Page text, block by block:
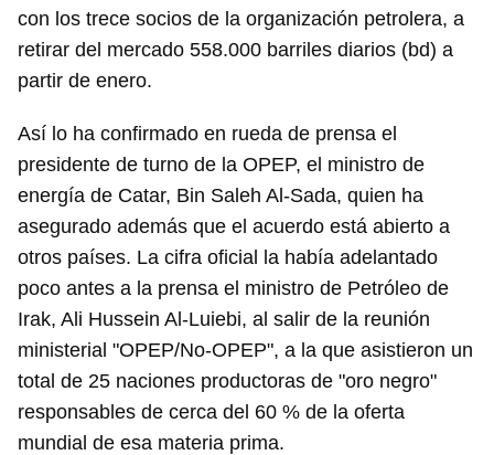
con los trece socios de la organización petrolera, a
retirar del mercado 558.000 barriles diarios (bd) a
partir de enero.
Así lo ha confirmado en rueda de prensa el
presidente de turno de la OPEP, el ministro de
energía de Catar, Bin Saleh Al-Sada, quien ha
asegurado además que el acuerdo está abierto a
otros países. La cifra oficial la había adelantado
poco antes a la prensa el ministro de Petróleo de
Irak, Ali Hussein Al-Luiebi, al salir de la reunión
ministerial "OPEP/No-OPEP", a la que asistieron un
total de 25 naciones productoras de "oro negro"
responsables de cerca del 60 % de la oferta
mundial de esa materia prima.